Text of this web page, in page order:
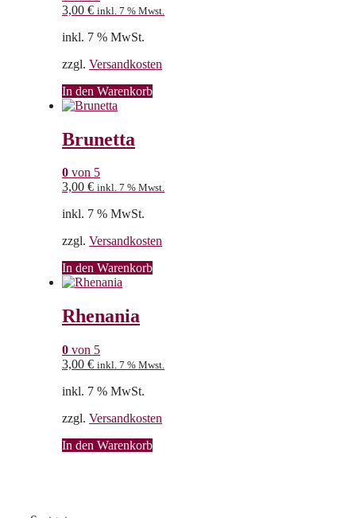
3,00 € inkl. 7 % Mwst.
inkl. 7 % MwSt.
zzgl. Versandkosten
In den Warenkorb
Brunetta
0 von 5
3,00 € inkl. 7 % Mwst.
inkl. 7 % MwSt.
zzgl. Versandkosten
In den Warenkorb
Rhenania
0 von 5
3,00 € inkl. 7 % Mwst.
inkl. 7 % MwSt.
zzgl. Versandkosten
In den Warenkorb